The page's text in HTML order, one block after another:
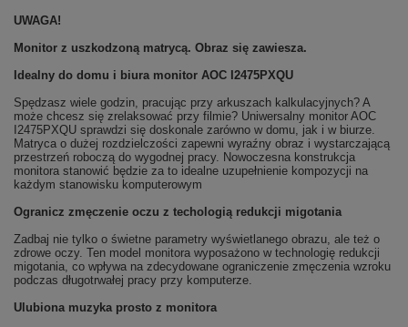
UWAGA!
Monitor z uszkodzoną matrycą. Obraz się zawiesza.
Idealny do domu i biura monitor AOC I2475PXQU
Spędzasz wiele godzin, pracując przy arkuszach kalkulacyjnych? A
może chcesz się zrelaksować przy filmie? Uniwersalny monitor AOC
I2475PXQU sprawdzi się doskonale zarówno w domu, jak i w biurze.
Matryca o dużej rozdzielczości zapewni wyraźny obraz i wystarczającą
przestrzeń roboczą do wygodnej pracy. Nowoczesna konstrukcja
monitora stanowić będzie za to idealne uzupełnienie kompozycji na
każdym stanowisku komputerowym
Ogranicz zmęczenie oczu z techologią redukcji migotania
Zadbaj nie tylko o świetne parametry wyświetlanego obrazu, ale też o
zdrowe oczy. Ten model monitora wyposażono w technologię redukcji
migotania, co wpływa na zdecydowane ograniczenie zmęczenia wzroku
podczas długotrwałej pracy przy komputerze.
Ulubiona muzyka prosto z monitora